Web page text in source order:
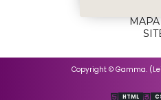
MAPA DO
Copyright © Gamma.
HTML